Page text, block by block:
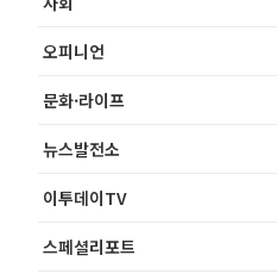
오피니언
문화·라이프
뉴스발전소
이투데이TV
스페셜리포트